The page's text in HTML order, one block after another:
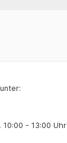
10:00 - 13:00 Uhr